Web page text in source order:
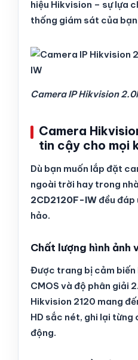
hiệu Hikvision – sự lựa
thống giám sát của
Camera IP Hikvision
Camera
tin cậy cho mọi
Dù bạn muốn lắp đặt
ngoài trời hay trong
2CD2120F-IWđều đáp
hảo.
Chất lượng hình ảnh
Được trang bị cảm biến
CMOS và độ phân giải
Hikvision 2120 mang
HD sắc nét, ghi lại
động.